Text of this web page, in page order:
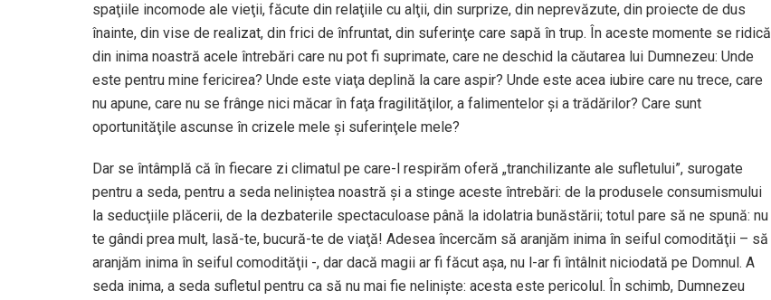
spaţiile incomode ale vieţii, făcute din relaţiile cu alţii, din surprize, din neprevăzute, din proiecte de dus
înainte, din vise de realizat, din frici de înfruntat, din suferinţe care sapă în trup. În aceste momente se ridică
din inima noastră acele întrebări care nu pot fi suprimate, care ne deschid la căutarea lui Dumnezeu: Unde
este pentru mine fericirea? Unde este viaţa deplină la care aspir? Unde este acea iubire care nu trece, care
nu apune, care nu se frânge nici măcar în faţa fragilităţilor, a falimentelor şi a trădărilor? Care sunt
oportunităţile ascunse în crizele mele şi suferinţele mele?
Dar se întâmplă că în fiecare zi climatul pe care-l respirăm oferă „tranchilizante ale sufletului”, surogate
pentru a seda, pentru a seda neliniştea noastră şi a stinge aceste întrebări: de la produsele consumismului
la seducţiile plăcerii, de la dezbaterile spectaculoase până la idolatria bunăstării; totul pare să ne spună: nu
te gândi prea mult, lasă-te, bucură-te de viaţă! Adesea încercăm să aranjăm inima în seiful comodităţii – să
aranjăm inima în seiful comodităţii -, dar dacă magii ar fi făcut aşa, nu l-ar fi întâlnit niciodată pe Domnul. A
seda inima, a seda sufletul pentru ca să nu mai fie nelinişte: acesta este pericolul. În schimb, Dumnezeu